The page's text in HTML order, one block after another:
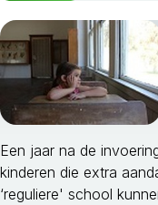
Een jaar na de
kinderen die extra
‘reguliere' school